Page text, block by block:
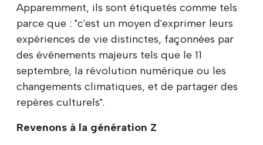
Apparemment, ils sont étiquetés comme tels
parce que : "c'est un moyen d'exprimer leurs
expériences de vie distinctes, façonnées par
des événements majeurs tels que le 11
septembre, la révolution numérique ou les
changements climatiques, et de partager des
repères culturels".
Revenons à la génération Z